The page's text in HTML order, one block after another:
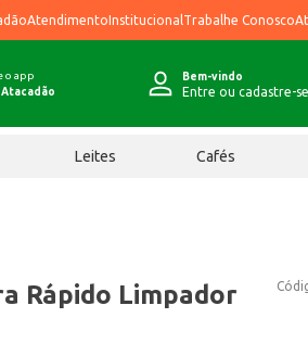
AtendimentoInstitucional Trabalhe Conosco
o app
Atacadão
Bem-vindo
Entre ou cadastre-se
Leites Cafés
Rápido Limpador